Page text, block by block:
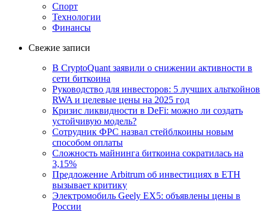
Спорт
Технологии
Финансы
Свежие записи
В CryptoQuant заявили о снижении активности в
сети биткоина
Руководство для инвесторов: 5 лучших альткойнов
RWA и целевые цены на 2025 год
Кризис ликвидности в DeFi: можно ли создать
устойчивую модель?
Сотрудник ФРС назвал стейблкоины новым
способом оплаты
Сложность майнинга биткоина сократилась на
3,15%
Предложение Arbitrum об инвестициях в ETH
вызывает критику
Электромобиль Geely EX5: объявлены цены в
России